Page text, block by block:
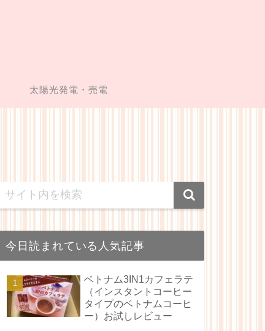
太陽光発電・売電
今日読まれている人気記事
ベトナム3IN1カフェラテ
（インスタントコーヒー
タイプのベトナムコーヒ
ー）お試しレビュー